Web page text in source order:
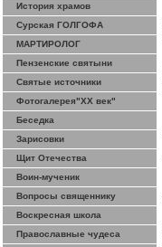
История храмов
Сурская ГОЛГОФА
МАРТИРОЛОГ
Пензенские святыни
Святые источники
Фотогалерея"ХХ век"
Беседка
Зарисовки
Щит Отечества
Воин-мученик
Вопросы священнику
Воскресная школа
Православные чудеса